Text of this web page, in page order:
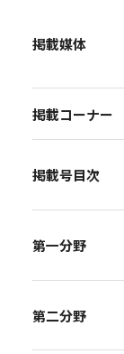
掲載媒体
掲載コーナー
掲載号目次
第一分野
第二分野